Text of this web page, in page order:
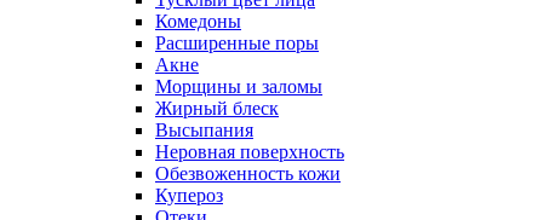
Комедоны
Расширенные поры
Акне
Морщины и заломы
Жирный блеск
Высыпания
Неровная поверхность
Обезвоженность кожи
Купероз